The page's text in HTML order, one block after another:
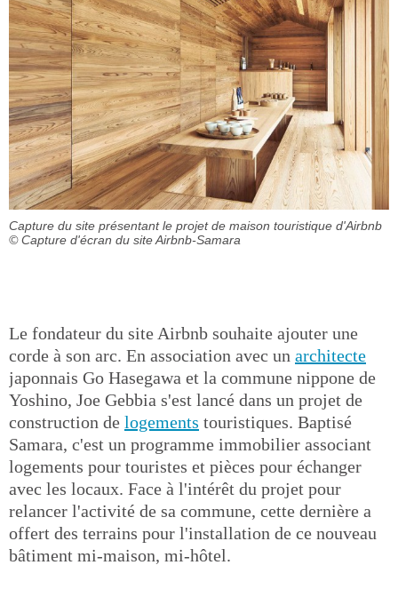
Capture du site présentant le projet de maison touristique d'Airbnb
© Capture d'écran du site Airbnb-Samara
Le fondateur du site Airbnb souhaite ajouter une
corde à son arc. En association avec un architecte
japonnais Go Hasegawa et la commune nippone de
Yoshino, Joe Gebbia s'est lancé dans un projet de
construction de logements touristiques. Baptisé
Samara, c'est un programme immobilier associant
logements pour touristes et pièces pour échanger
avec les locaux. Face à l'intérêt du projet pour
relancer l'activité de sa commune, cette dernière a
offert des terrains pour l'installation de ce nouveau
bâtiment mi-maison, mi-hôtel.